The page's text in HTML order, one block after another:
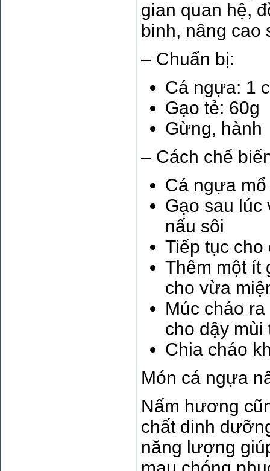
gian quan hệ,
binh, nâng cao
– Chuẩn bị:
Cá ngựa: 1
Gạo tẻ: 60g
Gừng, hành
– Cách chế
Cá ngựa
Gạo sau
nấu sôi
Tiếp tục
Thêm một ít
cho vừa
Múc cháo
cho dậy mùi
Chia cháo
Món cá ngựa
Nấm hương
chất dinh
năng lượng